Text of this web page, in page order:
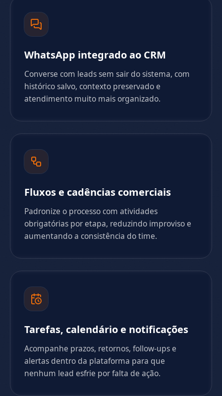
WhatsApp integrado ao CRM
Converse com leads sem sair do sistema, com
histórico salvo, contexto preservado e
atendimento muito mais organizado.
Fluxos e cadências comerciais
Padronize o processo com atividades
obrigatórias por etapa, reduzindo improviso e
aumentando a consistência do time.
Tarefas, calendário e notificações
Acompanhe prazos, retornos, follow-ups e
alertas dentro da plataforma para que
nenhum lead esfrie por falta de ação.